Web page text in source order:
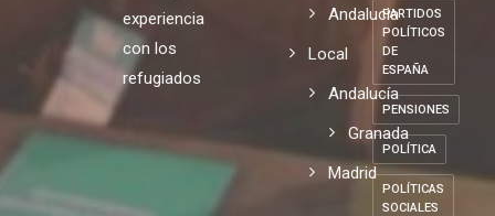
experiencia
con los
refugiados
Andalucia
Local
Andalucía
Granada
Madrid
PARTIDOS
POLÍTICOS
DE
ESPAÑA
PENSIONES
POLÍTICA
POLÍTICAS
SOCIALES